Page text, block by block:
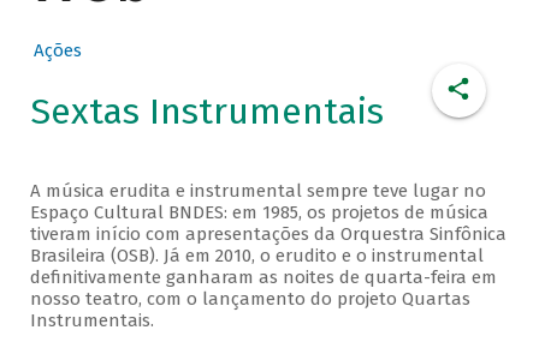
Ações
Sextas Instrumentais
A música erudita e instrumental sempre teve lugar no
Espaço Cultural BNDES: em 1985, os projetos de música
tiveram início com apresentações da Orquestra Sinfônica
Brasileira (OSB). Já em 2010, o erudito e o instrumental
definitivamente ganharam as noites de quarta-feira em
nosso teatro, com o lançamento do projeto Quartas
Instrumentais.